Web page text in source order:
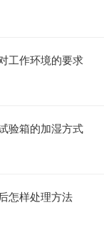
工作环境的要求
验箱的加湿方式
怎样处理方法